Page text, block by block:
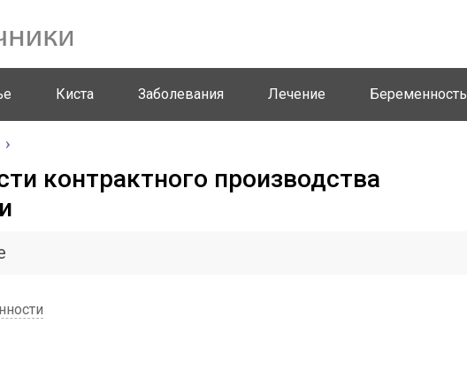
Киста Заболевания Лечение Беременность
контрактного производства